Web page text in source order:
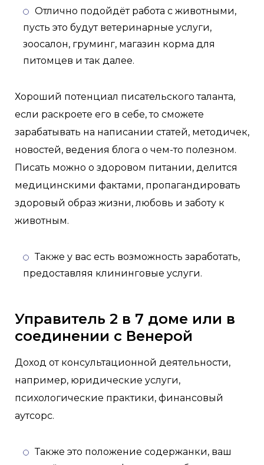
Отлично подойдёт работа с животными,
пусть это будут ветеринарные услуги,
зоосалон, груминг, магазин корма для
питомцев и так далее.
Хороший потенциал писательского таланта,
если раскроете его в себе, то сможете
зарабатывать на написании статей, методичек,
новостей, ведения блога о чем-то полезном.
Писать можно о здоровом питании, делится
медицинскими фактами, пропагандировать
здоровый образ жизни, любовь и заботу к
животным.
Также у вас есть возможность заработать,
предоставляя клининговые услуги.
Управитель 2 в 7 доме или в
соединении с Венерой
Доход от консультационной деятельности,
например, юридические услуги,
психологические практики, финансовый
аутсорс.
Также это положение содержанки, ваш